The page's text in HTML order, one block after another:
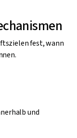
fest, wann
und